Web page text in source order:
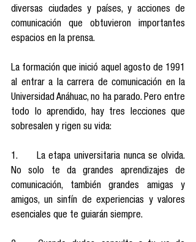
diversas ciudades y países, y acciones de
comunicación que obtuvieron importantes
espacios en la prensa.
La formación que inició aquel agosto de 1991
al entrar a la carrera de comunicación en la
Universidad Anáhuac, no ha parado. Pero entre
todo lo aprendido, hay tres lecciones que
sobresalen y rigen su vida:
1.	La etapa universitaria nunca se olvida.
No solo te da grandes aprendizajes de
comunicación, también grandes amigas y
amigos, un sinfín de experiencias y valores
esenciales que te guiarán siempre.